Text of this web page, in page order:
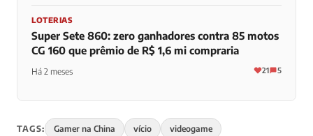
LOTERIAS
Super Sete 860: zero ganhadores contra 85 motos
CG 160 que prêmio de R$ 1,6 mi compraria
Há 2 meses 21 5
TAGS: Gamer na China vício videogame